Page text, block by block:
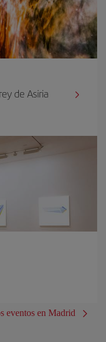
de Asiria
eventos en Madrid